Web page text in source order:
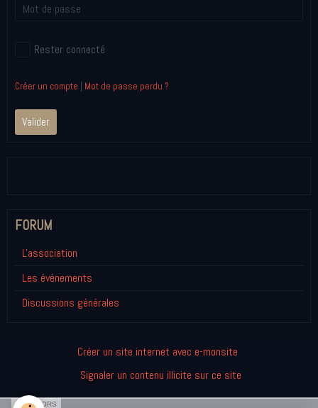
Rester connecté
Créer un compte | Mot de passe perdu ?
Valider
FORUM
L'association
Les événements
Discussions générales
Créer un site internet avec e-monsite
Signaler un contenu illicite sur ce site
SPONSORS